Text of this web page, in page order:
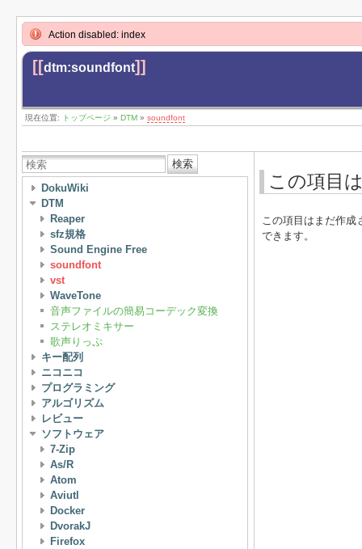
Action disabled: index
[[dtm:soundfont]]
現在位置: トップページ » DTM » soundfont
検索
DokuWiki
DTM
Reaper
sfz規格
Sound Engine Free
soundfont
vst
WaveTone
音声ファイルの簡易コーデック変換
ステレオミキサー
歌声りっぷ
キー配列
ニコニコ
プログラミング
アルゴリズム
レビュー
ソフトウェア
7-Zip
As/R
Atom
Aviutl
Docker
DvorakJ
Firefox
この項目
この項目はまだ作成
できます。